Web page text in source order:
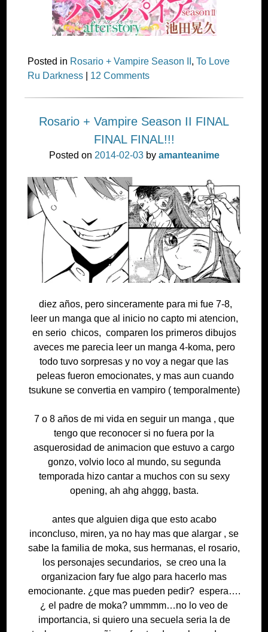
Posted in Rosario + Vampire Season II ,To Love
Ru Darkness
12 Comments
Rosario + Vampire Season II FINAL
FINAL FINAL!!!
Posted on 2014-02-03by amanteanime
diez años, pero sinceramente para mi fue 7-8,
leer un manga que al inicio no capto mi atencion,
en serio chicos, comparen los primeros dibujos
aveces me parecia leer un manga 4-koma, pero
todo tuvo sorpresas y no voy a negar que las
peleas fueron emocionates, y mas aun cuando
tsukune se convertia en vampiro ( temporalmente)
7 o 8 años de mi vida en seguir un manga , que
tengo que reconocer si no fuera por la
asquerosidad de animacion que estuvo a cargo
gonzo, volvio loco al mundo, su segunda
temporada hizo cantar a muchos con su sexy
opening, ah ahg ahggg, basta.
antes que alguien diga que esto acabo
inconcluso, miren, ya no hay mas que alargar , se
sabe la familia de moka, sus hermanas, el rosario,
los personajes secundarios, se creo una la
organizacion fary fue algo para hacerlo mas
emocionante. ¿que mas pueden pedir? espera….
¿ el padre de moka? ummmm…no lo veo de
importancia, si quiero una secuela seria la de